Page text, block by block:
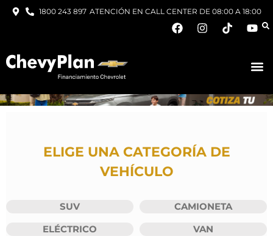
1800 243 897 ATENCIÓN EN CALL CENTER DE 08:00 A 18:00
ELIGE UNA CATEGORÍA DE
VEHÍCULO
SUV
CAMIONETA
ELÉCTRICO
VAN